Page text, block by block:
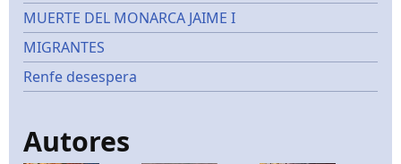
MUERTE DEL MONARCA JAIME I
MIGRANTES
Renfe desespera
Autores